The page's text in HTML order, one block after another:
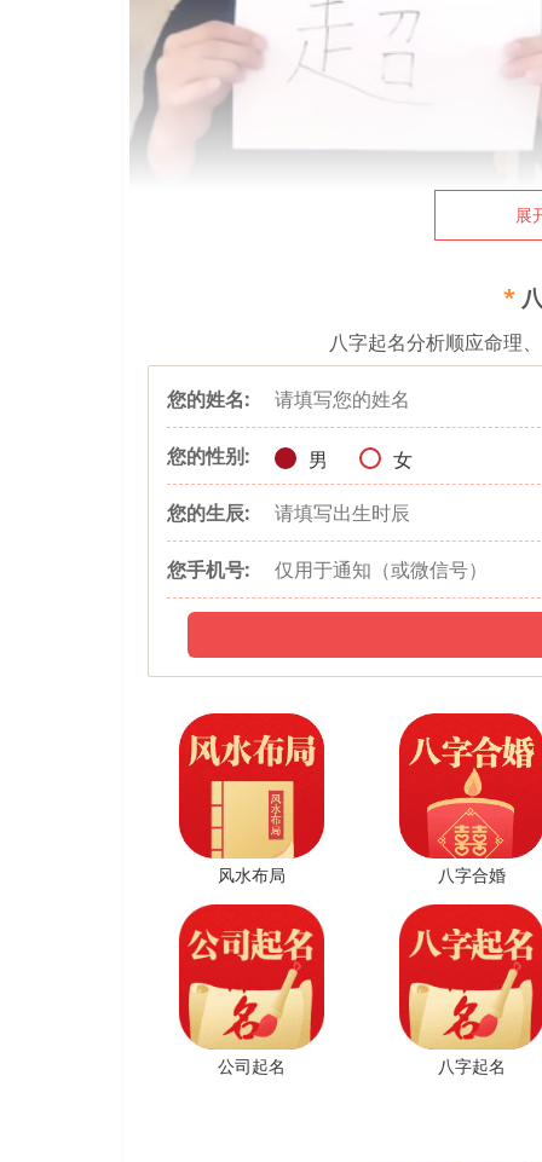
秦阳明大师讲解名字中带超字的意义，带这个字的
测算
快速准确！
咨询微信
展
*
八字起名分析顺应命理
您的姓名:
您的性别: 男
女
您的生辰:
您手机号:
风水布局 八字合婚
公司起名 八字起名